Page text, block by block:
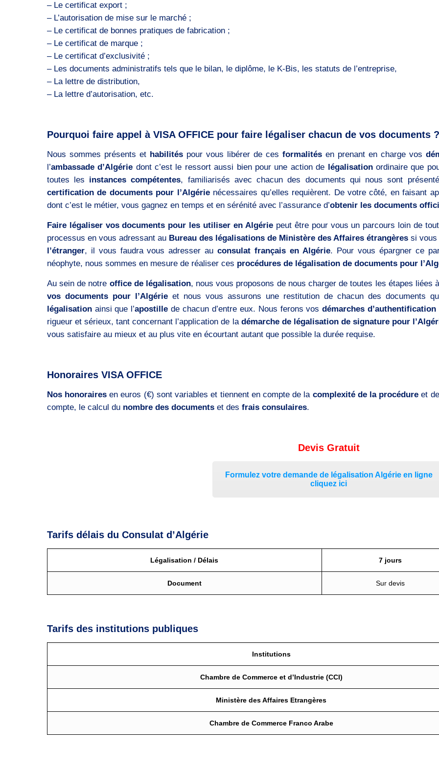
– Le certificat export ;
– L’autorisation de mise sur le marché ;
– Le certificat de bonnes pratiques de fabrication ;
– Le certificat de marque ;
– Le certificat d’exclusivité ;
– Les documents administratifs tels que le bilan, le diplôme, le K-Bis, les statuts de l’entreprise,
– La lettre de distribution,
– La lettre d’autorisation, etc.
Pourquoi faire appel à VISA OFFICE pour faire légaliser chacun de vos documents ?
Nous sommes présents et habilitéspour vous libérer de ces formalitésen prenant en charge vos
l’ambassade d’Algérie dont c’est le ressort aussi bien pour une action de légalisationordinaire que
toutes les instances compétentes, familiarisés avec chacun des documents qui nous sont
certification de documents pour l’Algérienécessaires qu’elles requièrent. De votre côté, en faisant
dont c’est le métier, vous gagnez en temps et en sérénité avec l’assurance d’obtenir les documents
Faire légaliser vos documents pour les utiliser en Algériepeut être pour vous un parcours loin de
processus en vous adressant au Bureau des légalisations de Ministère des Affaires étrangères si vous
l’étranger, il vous faudra vous adresser auconsulat français en Algérie. Pour vous épargner ce
néophyte, nous sommes en mesure de réaliser ces procédures de légalisation de documents pour
Au sein de notre office de légalisation, nous vous proposons de nous charger de toutes les étapes liées à
vos documents pour l’Algérieet nous vous assurons une restitution de chacun des documents
légalisationainsi que l’apostille de chacun d’entre eux. Nous ferons vosdémarches
rigueur et sérieux, tant concernant l’application de la démarche de légalisation de signature pour
vous satisfaire au mieux et au plus vite en écourtant autant que possible la durée requise.
Honoraires VISA OFFICE
Nos honorairesen euros (€) sont variables et tiennent en compte de la complexité de la procédure et
compte, le calcul du nombre des documents et des frais consulaires.
Devis Gratuit
Formulez votre demande de légalisation Algérie en ligne
cliquez ici
Tarifs délais du Consulat d’Algérie
Légalisation / Délais 7 jours
Document Sur devis
Tarifs des institutions publiques
Institutions
Chambre de Commerce et d’Industrie (CCI)
Ministère des Affaires Etrangères
Chambre de Commerce Franco Arabe